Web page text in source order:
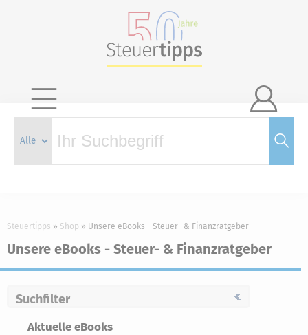

Steuertipps Shop Unsere eBooks - Steuer- & Finanzratgeber
Unsere eBooks - Steuer- & Finanzratgeber
Suchfilter
Aktuelle eBooks